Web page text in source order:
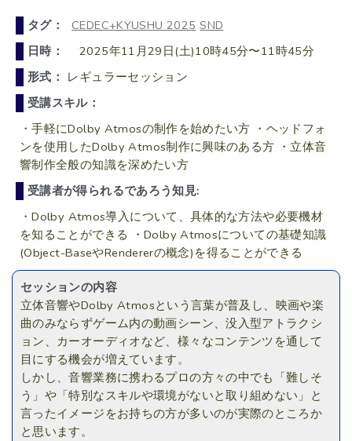
タグ： CEDEC+KYUSHU 2025 SND
日時：
2025年11月29日(土)10時45分〜11時45分
形式： レギュラーセッション
受講スキル：
・手軽にDolby Atmosの制作を始めたい方 ・ヘッドフォ
ンを使用したDolby Atmos制作に興味のある方 ・立体音
響制作全般の知識を深めたい方
受講者が得られるであろう知見:
・Dolby Atmos導入について、具体的な方法や必要機材
を知ることができる ・Dolby Atmosについての基礎知識
(Object-BaseやRendererの概念)を得ることができる
セッションの内容
立体音響やDolby Atmosという言葉が普及し、映画や楽
曲のみならずゲーム内の動画シーン、没入型アトラクシ
ョン、カーオーディオなど、様々なコンテンツを通して
目にする機会が増えています。
しかし、音響業務に携わるプロの方々の中でも「難しそ
う」や「特別なスキルや環境がないと取り組めない」と
言ったイメージをお持ちの方が多いのが実際のところか
と思います。